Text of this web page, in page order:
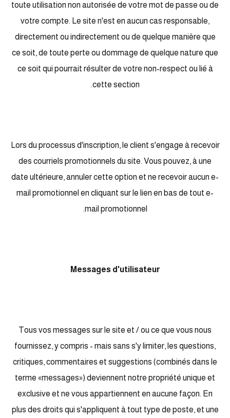
toute utilisation non autorisée de votre mot de passe ou de
votre compte. Le site n'est en aucun cas responsable,
directement ou indirectement ou de quelque manière que
ce soit, de toute perte ou dommage de quelque nature que
ce soit qui pourrait résulter de votre non-respect ou lié à
cette section.
Lors du processus d'inscription, le client s'engage à recevoir
des courriels promotionnels du site. Vous pouvez, à une
date ultérieure, annuler cette option et ne recevoir aucun e-
mail promotionnel en cliquant sur le lien en bas de tout e-
mail promotionnel.
Messages d'utilisateur
Tous vos messages sur le site et / ou ce que vous nous
fournissez, y compris - mais sans s'y limiter, les questions,
critiques, commentaires et suggestions (combinés dans le
terme «messages») deviennent notre propriété unique et
exclusive et ne vous appartiennent en aucune façon. En
plus des droits qui s'appliquent à tout type de poste, et une